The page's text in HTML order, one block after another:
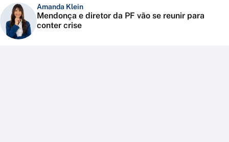
Amanda Klein
Mendonça e diretor da PF vão se reunir para
conter crise